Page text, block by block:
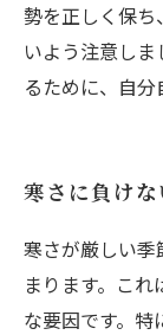
勢を正しく保
いよう注意し
るために、自分
寒さに負け
寒さが厳しい
まります。こ
な要因です。